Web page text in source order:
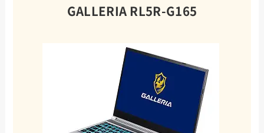
GALLERIA RL5R-G165